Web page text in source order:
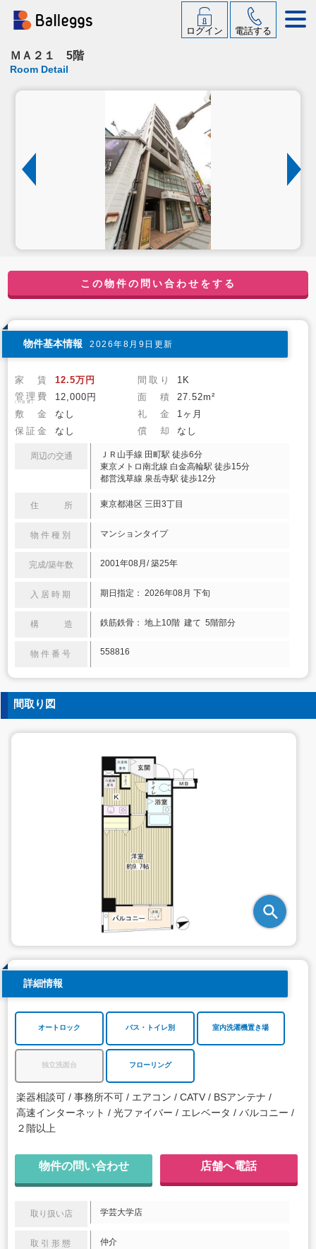
ログイン 電話する
ＭＡ２１ 5階
Room Detail
この物件の問い合わせをする
物件基本情報 2026年8月9日更新
家 賃 12.5万円 間取り
1K
管理費
(共益費) 12,000円 面 積
27.52m²
敷 金
なし 礼 金
1ヶ月
保証金
なし 償 却 なし
周辺の交通
ＪＲ山手線 田町駅 徒歩6分
東京メトロ南北線 白金高輪駅 徒歩15分
都営浅草線 泉岳寺駅 徒歩12分
住 所 東京都港区 三田3丁目
物件種別 マンションタイプ
完成/築年数 2001年08月/ 築25年
入居時期 期日指定： 2026年08月 下旬
構 造 鉄筋鉄骨： 地上10階 建て 5階部分
物件番号 558816
間取り図
詳細情報
オートロック バス・トイレ別 室内洗濯機置き場
独立洗面台 フローリング
楽器相談可 事務所不可 エアコン CATV
BSアンテナ
高速インターネット
光ファイバー エレベータ
バルコニー
２階以上
物件の問い合わせ 店舗へ電話
取り扱い店 学芸大学店
取引形態 仲介